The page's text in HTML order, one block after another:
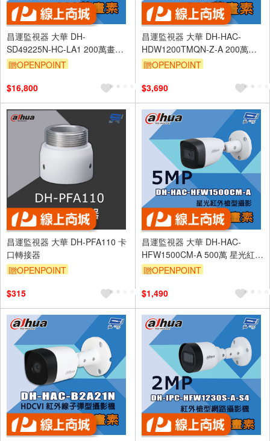
昌運監視器 大華 DH-
SD49225N-HC-LA1 200萬畫素
星光紅外線PTZ HDCVI攝影機
贈OPENPOINT
$16,800
昌運監視器 大華 DH-HAC-
HDW1200TMQN-Z-A 200萬畫
素 HDCVI 紅外線半球型攝影機
贈OPENPOINT
$3,690
昌運監視器 大華 DH-PFA110 卡
口轉接器
贈OPENPOINT
$315
昌運監視器 大華 DH-HAC-
HFW1500CM-A 500萬 星光紅外
槍型攝影機
贈OPENPOINT
$1,490